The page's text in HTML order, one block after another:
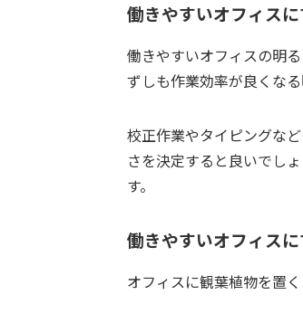
働きやすいオフィス
働きやすいオフィスの明
ずしも作業効率が良くな
校正作業やタイピングな
さを決定すると良いでし
す。
働きやすいオフィス
オフィスに観葉植物を置